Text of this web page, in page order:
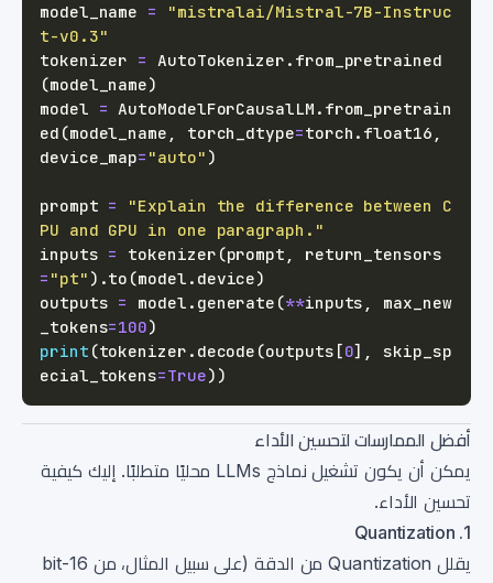
model_name =
"mistralai/Mistral-7B-Instruc
t-v0.3"
tokenizer = AutoTokenizer . from_pretrained
(model_name)
model = AutoModelForCausalLM . from_pretrain
ed (model_name , torch_dtype=torch . float16 ,
device_map= "auto" )
prompt =
"Explain the difference between C
PU and GPU in one paragraph."
inputs = tokenizer (prompt ,
return_tensors
= "pt" ) .to (model . device)
outputs = model . generate (**inputs ,
max_new
_tokens=100)
print (tokenizer . decode (outputs [0] ,
skip_sp
ecial_tokens=True) )
أفضل الممارسات لتحسين الأداء
يمكن أن يكون تشغيل نماذج LLMs محليًا متطلبًا. إليك كيفية
تحسين الأداء.
1. Quantization
يقلل Quantization من الدقة (على سبيل المثال، من 16-bit